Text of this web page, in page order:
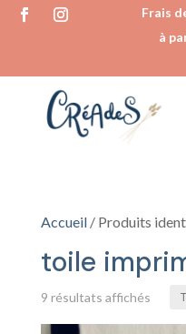
Frais
à
Accueil/ Produits
toile
9 résultats affichésTrié
du